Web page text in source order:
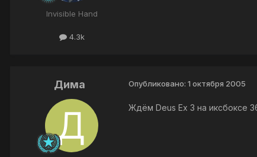
Invisible Hand
4.3k
Дима Опубликовано: 1 октября 2005
Ждём Deus Ex 3 на иксбоксе